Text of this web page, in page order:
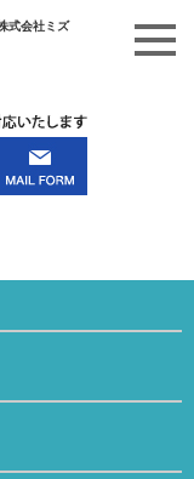
式会社ミズ